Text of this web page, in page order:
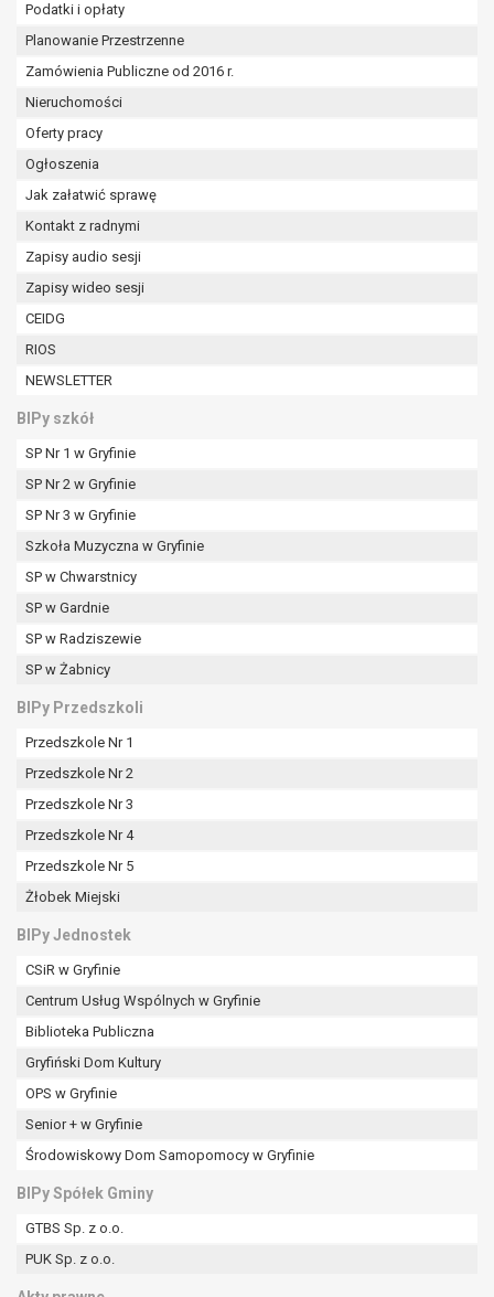
Podatki i opłaty
Planowanie Przestrzenne
Zamówienia Publiczne od 2016 r.
Nieruchomości
Oferty pracy
Ogłoszenia
Jak załatwić sprawę
Kontakt z radnymi
Zapisy audio sesji
Zapisy wideo sesji
CEIDG
RIOS
NEWSLETTER
BIPy szkół
SP Nr 1 w Gryfinie
SP Nr 2 w Gryfinie
SP Nr 3 w Gryfinie
Szkoła Muzyczna w Gryfinie
SP w Chwarstnicy
SP w Gardnie
SP w Radziszewie
SP w Żabnicy
BIPy Przedszkoli
Przedszkole Nr 1
Przedszkole Nr 2
Przedszkole Nr 3
Przedszkole Nr 4
Przedszkole Nr 5
Żłobek Miejski
BIPy Jednostek
CSiR w Gryfinie
Centrum Usług Wspólnych w Gryfinie
Biblioteka Publiczna
Gryfiński Dom Kultury
OPS w Gryfinie
Senior + w Gryfinie
Środowiskowy Dom Samopomocy w Gryfinie
BIPy Spółek Gminy
GTBS Sp. z o.o.
PUK Sp. z o.o.
Z przyczyn związanych z Pani/Pana
szczególną sytuacją. W razie wniesienia
podstaw do ustalenia, dochodzenia lub
obrony roszczeń.
cofnięcia tej zgody w dowolnym momencie.
przetwarzania, którego dokonano na podstawie
zgody przed jej cofnięciem.
Przysługuje Pani/Panu prawo wniesienia skargi do
organu nadzorczego na niezgodne z prawem
przez administratora.
Organem właściwym do wniesienia skargi jest
Prezes Urzędu Ochrony Danych Osobowych.
dane osobowe, podanie danych osobowych jest
dobrowolne albo jest wymogiem ustawowym lub
zautomatyzowanemu podejmowaniu decyzji, w
tym również profilowaniu.